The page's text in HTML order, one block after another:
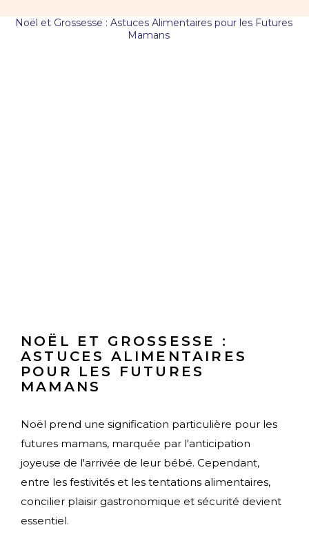
NOËL ET GROSSESSE :
ASTUCES ALIMENTAIRES
POUR LES FUTURES
MAMANS
Noël prend une signification particulière pour les
futures mamans, marquée par l'anticipation
joyeuse de l'arrivée de leur bébé. Cependant,
entre les festivités et les tentations alimentaires,
concilier plaisir gastronomique et sécurité devient
essentiel.